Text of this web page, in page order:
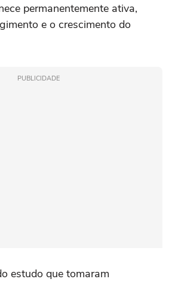
permanentemente ativa,
e o crescimento do
PUBLICIDADE
estudo que tomaram